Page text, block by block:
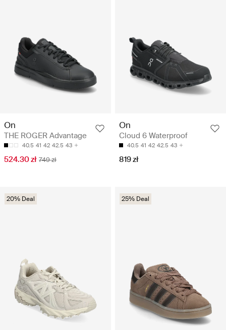
On
THE ROGER Advantage
40.5 41 42 42.5 43
524.30 zł 749 zł
On
Cloud 6 Waterproof
40.5 41 42 42.5 43
819 zł
20% Deal 25% Deal